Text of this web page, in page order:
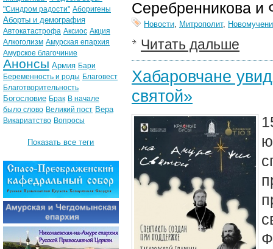
Серебренникова и
Новости, Митрополит,
Читать дальше
Хабаровчане
святой»
"Синдром радости" Аборигены
Аборты и демография
Автокатастрофа Аксиос Акция
Алкоголизм Амурская епархия
Амурское благочиние
Анонсы Армия Бари
Беременность и роды Благовест
Благотворительность
Богословие Брак В начале
было слово Великий пост Вера
Викариатство Вопросы
Показать все теги